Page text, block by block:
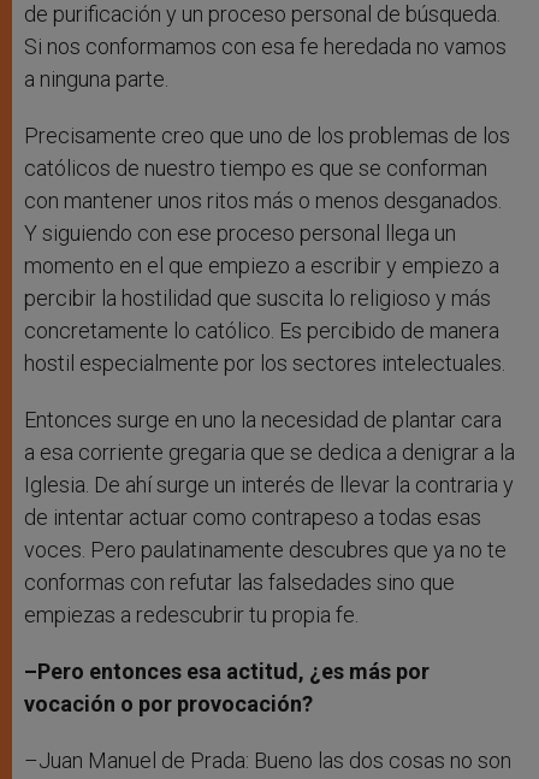
de purificación y un proceso personal de búsqueda.
Si nos conformamos con esa fe heredada no vamos
a ninguna parte.
Precisamente creo que uno de los problemas de los
católicos de nuestro tiempo es que se conforman
con mantener unos ritos más o menos desganados.
Y siguiendo con ese proceso personal llega un
momento en el que empiezo a escribir y empiezo a
percibir la hostilidad que suscita lo religioso y más
concretamente lo católico. Es percibido de manera
hostil especialmente por los sectores intelectuales.
Entonces surge en uno la necesidad de plantar cara
a esa corriente gregaria que se dedica a denigrar a la
Iglesia. De ahí surge un interés de llevar la contraria y
de intentar actuar como contrapeso a todas esas
voces. Pero paulatinamente descubres que ya no te
conformas con refutar las falsedades sino que
empiezas a redescubrir tu propia fe.
–Pero entonces esa actitud, ¿es más por
vocación o por provocación?
–Juan Manuel de Prada: Bueno las dos cosas no son